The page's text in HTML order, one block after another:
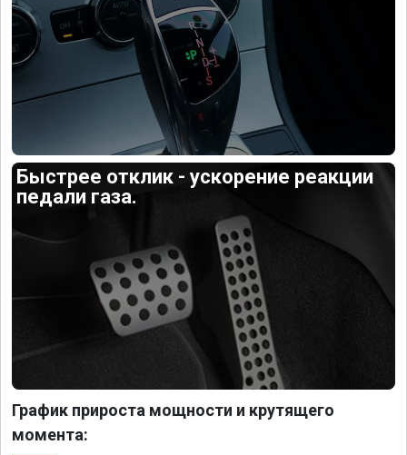
Быстрее отклик - ускорение реакции
педали газа.
График прироста мощности и крутящего
момента: